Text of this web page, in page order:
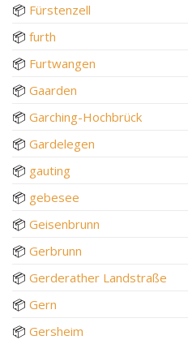
📦 Fürstenzell
📦 furth
📦 Furtwangen
📦 Gaarden
📦 Garching-Hochbrück
📦 Gardelegen
📦 gauting
📦 gebesee
📦 Geisenbrunn
📦 Gerbrunn
📦 Gerderather Landstraße
📦 Gern
📦 Gersheim